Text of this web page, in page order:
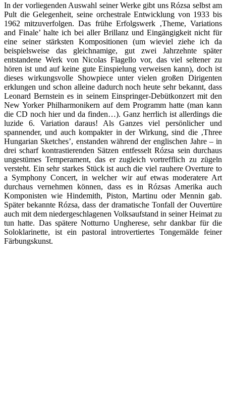
In der vorliegenden Auswahl seiner Werke gibt uns Rózsa selbst am
Pult die Gelegenheit, seine orchestrale Entwicklung von 1933 bis
1962 mitzuverfolgen. Das frühe Erfolgswerk ‚Theme, Variations
and Finale’ halte ich bei aller Brillanz und Eingängigkeit nicht für
eine seiner stärksten Kompositionen (um wieviel ziehe ich da
beispielsweise das gleichnamige, gut zwei Jahrzehnte später
entstandene Werk von Nicolas Flagello vor, das viel seltener zu
hören ist und auf keine gute Einspielung verweisen kann), doch ist
dieses wirkungsvolle Showpiece unter vielen großen Dirigenten
erklungen und schon alleine dadurch noch heute sehr bekannt, dass
Leonard Bernstein es in seinem Einspringer-Debütkonzert mit den
New Yorker Philharmonikern auf dem Programm hatte (man kann
die CD noch hier und da finden…). Ganz herrlich ist allerdings die
luzide 6. Variation daraus! Als Ganzes viel persönlicher und
spannender, und auch kompakter in der Wirkung, sind die ‚Three
Hungarian Sketches’, enstanden während der englischen Jahre – in
drei scharf kontrastierenden Sätzen entfesselt Rózsa sein durchaus
ungestümes Temperament, das er zugleich vortrefflich zu zügeln
versteht. Ein sehr starkes Stück ist auch die viel rauhere Overture to
a Symphony Concert, in welcher wir auf etwas moderatere Art
durchaus vernehmen können, dass es in Rózsas Amerika auch
Komponisten wie Hindemith, Piston, Martinu oder Mennin gab.
Später bekannte Rózsa, dass der dramatische Tonfall der Ouvertüre
auch mit dem niedergeschlagenen Volksaufstand in seiner Heimat zu
tun hatte. Das spätere Notturno Ungherese, sehr dankbar für die
Soloklarinette, ist ein pastoral introvertiertes Tongemälde feiner
Färbungskunst.